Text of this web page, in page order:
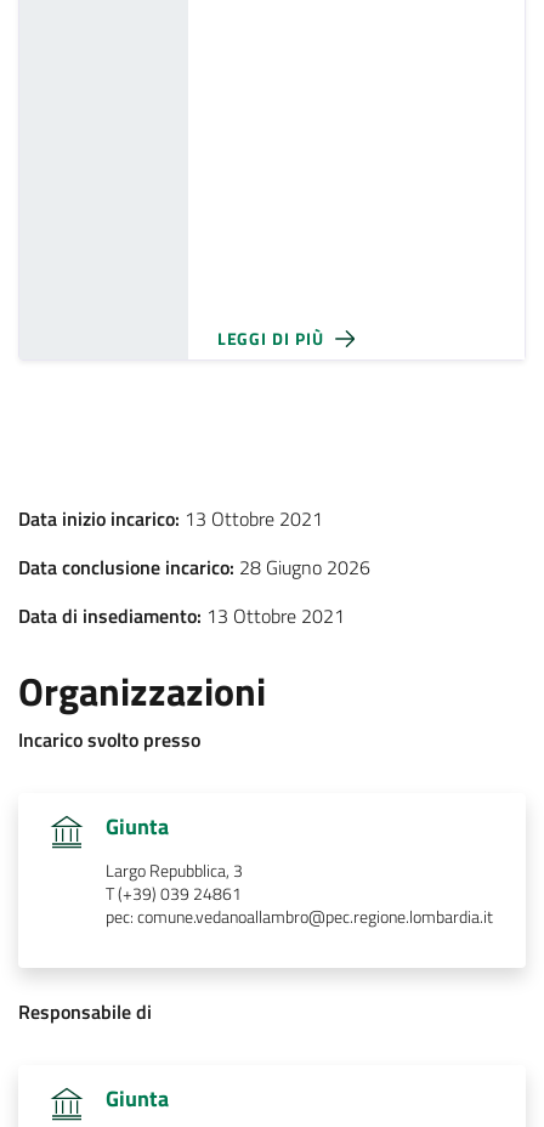
LEGGI DI PIÙ
Data inizio incarico: 13 Ottobre 2021
Data conclusione incarico: 28 Giugno 2026
Data di insediamento: 13 Ottobre 2021
Organizzazioni
Incarico svolto presso
Giunta.
Largo Repubblica, 3
T (+39) 039 24861
pec: comune.vedanoallambro@pec.regione.lombardia.it
Responsabile di
Giunta.